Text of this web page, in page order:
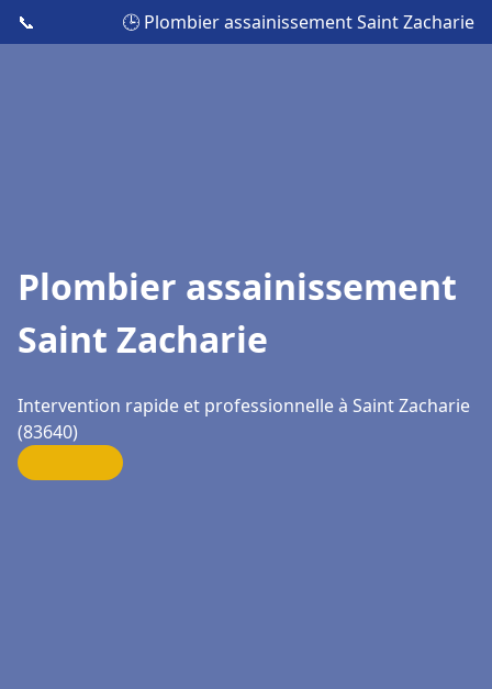
📞 🕒 Plombier assainissement Saint Zacharie
Plombier assainissement
Saint Zacharie
Intervention rapide et professionnelle à Saint Zacharie
(83640)